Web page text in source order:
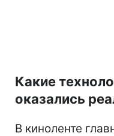
Какие
оказались
В киноленте